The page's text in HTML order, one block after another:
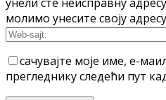
молимо унесите своју
сачувајте моје име, е-
прегледнику следећи пут